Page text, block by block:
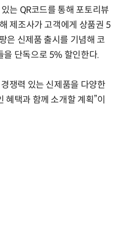
는 QR코드를 통해 포토리뷰
제조사가 고객에게 상품권 5
은 신제품 출시를 기념해 코
을 단독으로 5% 할인한다.
쟁력 있는 신제품을 다양한
혜택과 함께 소개할 계획”이